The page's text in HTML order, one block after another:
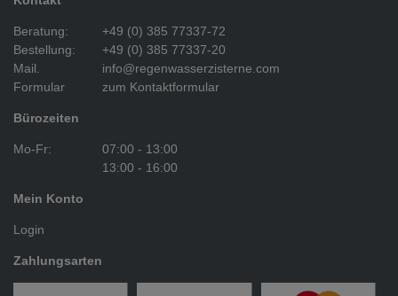
Beratung:
+49 (0) 385 77337-72
Bestellung:
+49 (0) 385 77337-20
Mail.
info@regenwasserzisterne.com
Formular
zum Kontaktformular
Bürozeiten
Mo-Fr:
07:00 - 13:00
13:00 - 16:00
Mein Konto
Login
Zahlungsarten